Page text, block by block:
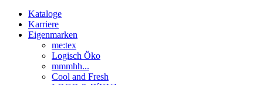
Kataloge
Karriere
Eigenmarken
me:tex
Logisch Öko
mmmhh...
Cool and Fresh